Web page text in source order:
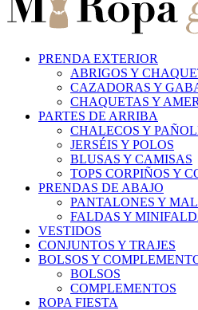
PRENDA EXTERIOR
ABRIGOS Y
CAZADORAS Y
CHAQUETAS Y
PARTES DE ARRIBA
CHALECOS Y
JERSÉIS Y POLOS
BLUSAS Y CAMISAS
TOPS CORPIÑOS Y
PRENDAS DE ABAJO
PANTALONES Y
FALDAS Y
VESTIDOS
CONJUNTOS Y TRAJES
BOLSOS Y
BOLSOS
COMPLEMENTOS
ROPA FIESTA